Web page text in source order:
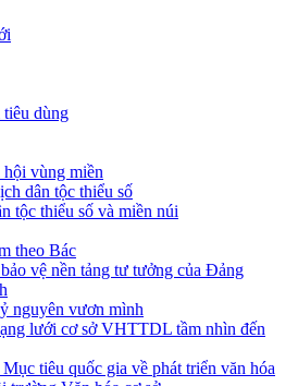
dùng
vùng miền
dân tộc thiểu số
tộc thiểu số và miền núi
theo Bác
vệ nền tảng tư tưởng của Đảng
nguyên vươn mình
lưới cơ sở VHTTDL tầm nhìn đến
tiêu quốc gia về phát triển văn hóa